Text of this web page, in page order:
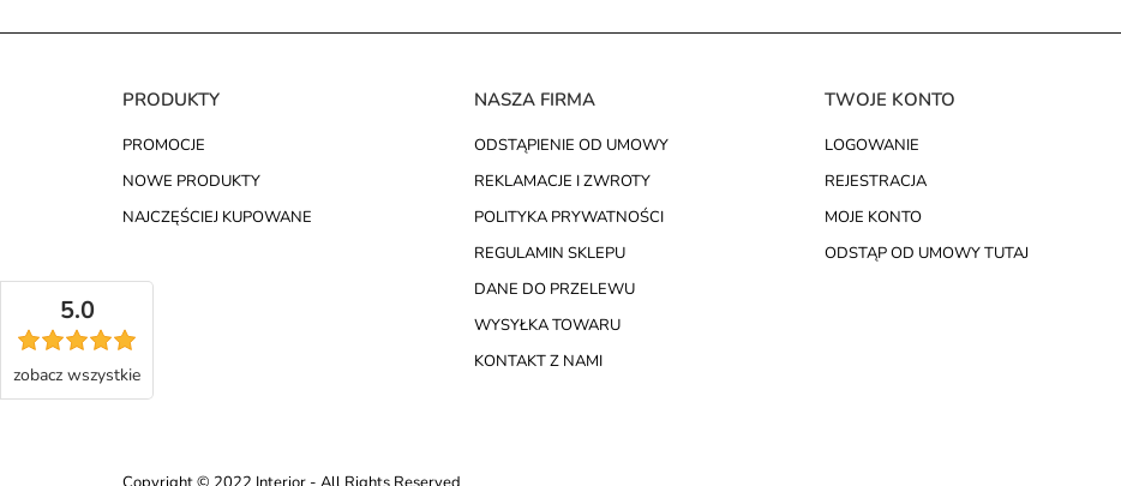
PRODUKTY
PROMOCJE
NOWE PRODUKTY
NAJCZĘŚCIEJ KUPOWANE
NASZA FIRMA
ODSTĄPIENIE OD UMOWY
REKLAMACJE I ZWROTY
POLITYKA PRYWATNOŚCI
REGULAMIN SKLEPU
DANE DO PRZELEWU
WYSYŁKA TOWARU
KONTAKT Z NAMI
TWOJE KONTO
LOGOWANIE
REJESTRACJA
MOJE KONTO
ODSTĄP OD UMOWY TUTAJ
5.0
zobacz wszystkie